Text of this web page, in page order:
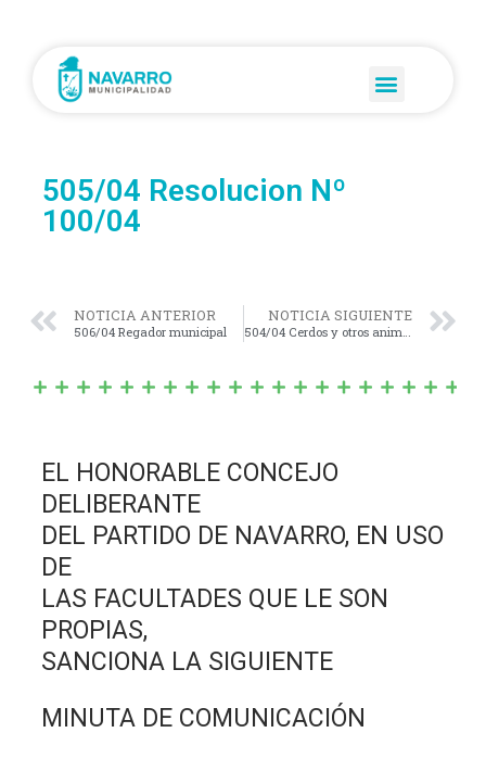
505/04 Resolucion Nº
100/04
NOTICIA ANTERIOR
506/04 Regador municipal
NOTICIA SIGUIENTE
504/04 Cerdos y otros animales
EL HONORABLE CONCEJO
DELIBERANTE
DEL PARTIDO DE NAVARRO, EN USO
DE
LAS FACULTADES QUE LE SON
PROPIAS,
SANCIONA LA SIGUIENTE
MINUTA DE COMUNICACIÓN